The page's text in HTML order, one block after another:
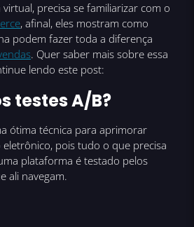
precisa se familiarizar com o
, afinal, eles mostram como
podem fazer toda a diferença
. Quer saber mais sobre essa
lendo este post:
testes A/B?
ótima técnica para aprimorar
pois tudo o que precisa
plataforma é testado pelos
ali navegam.